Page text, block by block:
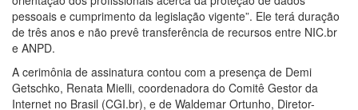
pessoais e cumprimento da legislação vigente”. Ele terá duração
de três anos e não prevê transferência de recursos entre NIC.br
e ANPD.
A cerimônia de assinatura contou com a presença de Demi
Getschko, Renata Mielli, coordenadora do Comitê Gestor da
Internet no Brasil (CGI.br), e de Waldemar Ortunho, Diretor-